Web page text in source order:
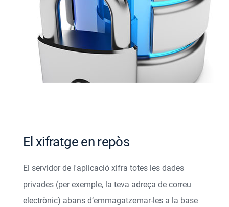
El xifratge en repòs
El servidor de l'aplicació xifra totes les dades
privades (per exemple, la teva adreça de correu
electrònic) abans d’emmagatzemar-les a la base